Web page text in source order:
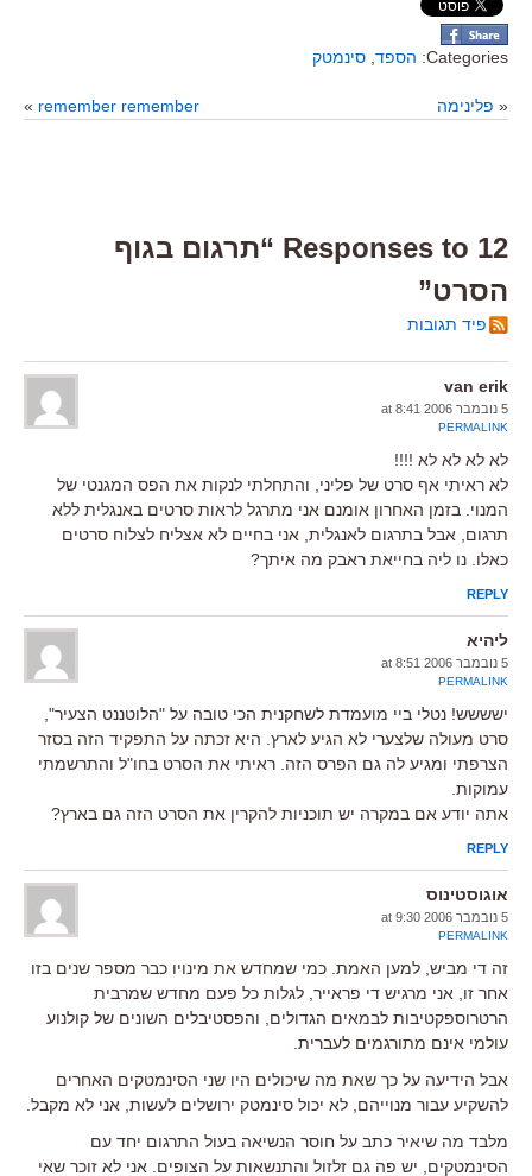
Categories: הספד סינמטק
« פלינימה remember remember
»
12 Responses to “תרגום בגוף
הסרט”
פיד תגובות
van erik
5 נובמבר 2006 at 8:41
PERMALINK
לא לא לא לא !!!!
לא ראיתי אף סרט של פליני, והתחלתי לנקות את הפס המגנטי של
המנוי. בזמן האחרון אומנם אני מתרגל לראות סרטים באנגלית ללא
תרגום, אבל בתרגום לאנגלית, אני בחיים לא אצליח לצלוח סרטים
כאלו. נו ליה בחייאת ראבק מה איתך?
REPLY
ליהיא
5 נובמבר 2006 at 8:51
PERMALINK
ישששש! נטלי ביי מועמדת לשחקנית הכי טובה על "הלוטננט הצעיר",
סרט מעולה שלצערי לא הגיע לארץ. היא זכתה על התפקיד הזה בסזר
הצרפתי ומגיע לה גם הפרס הזה. ראיתי את הסרט בחו"ל והתרשמתי
עמוקות.
אתה יודע אם במקרה יש תוכניות להקרין את הסרט הזה גם בארץ?
REPLY
אוגוסטינוס
5 נובמבר 2006 at 9:30
PERMALINK
זה די מביש, למען האמת. כמי שמחדש את מינויו כבר מספר שנים בזו
אחר זו, אני מרגיש די פראייר, לגלות כל פעם מחדש שמרבית
הרטרוספקטיבות לבמאים הגדולים, והפסטיבלים השונים של קולנוע
עולמי אינם מתורגמים לעברית.
אבל הידיעה על כך שאת מה שיכולים היו שני הסינמטקים האחרים
להשקיע עבור מנוייהם, לא יכול סינמטק ירושלים לעשות, אני לא מקבל.
מלבד מה שיאיר כתב על חוסר הנשיאה בעול התרגום יחד עם
הסינמטקים, יש פה גם זלזול והתנשאות על הצופים. אני לא זוכר שאי